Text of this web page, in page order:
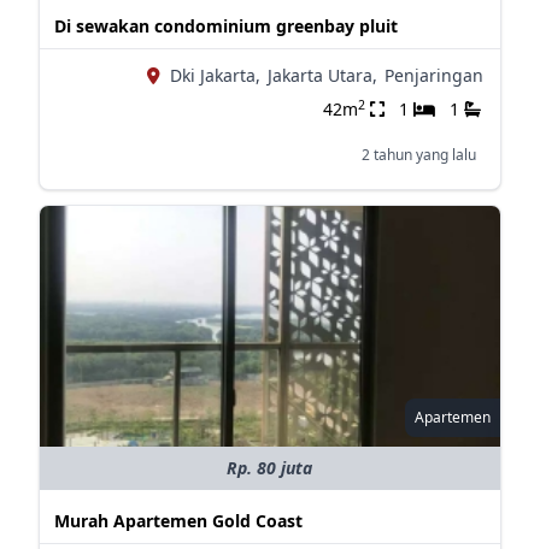
Di sewakan condominium greenbay pluit
Dki Jakarta, Jakarta Utara, Penjaringan
42m2 1 1
2 tahun yang lalu
Apartemen
Rp. 80 juta
Murah Apartemen Gold Coast